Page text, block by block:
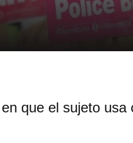
que el sujeto